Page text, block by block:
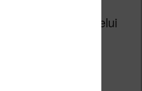
inférieure à celui